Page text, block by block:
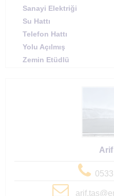
Sanayi Elektriği
Su Hattı
Telefon Hattı
Yolu Açılmış
Zemin Etüdlü
Arif